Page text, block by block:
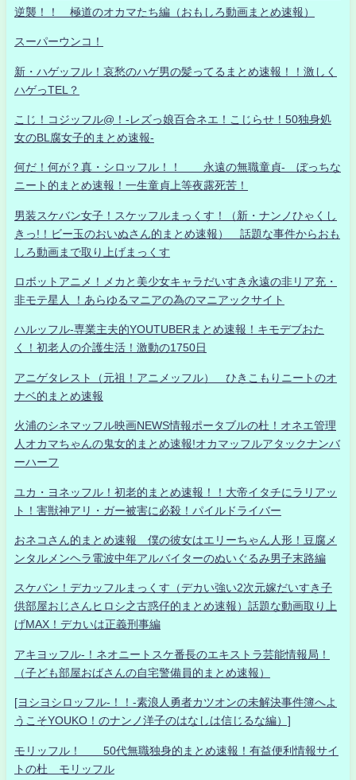
逆襲！！ 極道のオカマたち編（おもしろ動画まとめ速報）
スーパーウンコ！
新・ハゲッフル！哀愁のハゲ男の髪ってるまとめ速報！！激しく
ハゲっTEL？
こじ！コジッフル@！-レズっ娘百合ネエ！こじらせ！50独身処
女のBL腐女子的まとめ速報-
何だ！何が？真・シロッフル！！ 永遠の無職童貞- ぼっちな
ニート的まとめ速報！一生童貞上等夜露死苦！
男装スケバン女子！スケッフルまっくす！（新・ナンノひゃくし
きっ!！ビー玉のおいぬさん的まとめ速報） 話題な事件からおも
しろ動画まで取り上げまっくす
ロボットアニメ！メカと美少女キャラだいすき永遠の非リア充・
非モテ星人 ！あらゆるマニアの為のマニアックサイト
ハルッフル-専業主夫的YOUTUBERまとめ速報！キモデブおた
く！初老人の介護生活！激動の1750日
アニゲタレスト（元祖！アニメッフル） ひきこもりニートのオ
ナベ的まとめ速報
火浦のシネマッフル映画NEWS情報ポータブルの杜！オネエ管理
人オカマちゃんの鬼女的まとめ速報!オカマッフルアタックナンバ
ーハーフ
ユカ・ヨネッフル！初老的まとめ速報！！大帝イタチにラリアッ
ト！害獣神アリ・ガー被害に必殺！パイルドライバー
おネコさん的まとめ速報 僕の彼女はエリーちゃん人形！豆腐メ
ンタルメンヘラ電波中年アルバイターのぬいぐるみ男子末路編
スケバン！デカッフルまっくす（デカい強い2次元嫁だいすき子
供部屋おじさんヒロシ之古惑仔的まとめ速報）話題な動画取り上
げMAX！デカいは正義刑事編
アキヨッフル-！ネオニートスケ番長のエキストラ芸能情報局！
（子ども部屋おばさんの自宅警備員的まとめ速報）
[ヨシヨシロッフル-！！-素浪人勇者カツオンの未解決事件簿へよ
うこそYOUKO！のナンノ洋子のはなしは信じるな編）]
モリッフル！ 50代無職独身的まとめ速報！有益便利情報サイ
トの杜 モリッフル